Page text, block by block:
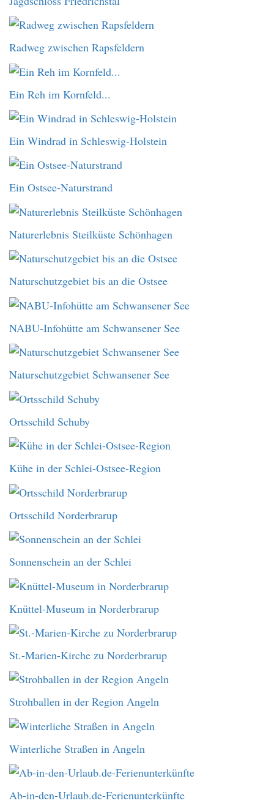
Radweg zwischen Rapsfeldern
Ein Reh im Kornfeld...
Ein Windrad in Schleswig-Holstein
Ein Ostsee-Naturstrand
Naturerlebnis Steilküste Schönhagen
Naturschutzgebiet bis an die Ostsee
NABU-Infohütte am Schwansener See
Naturschutzgebiet Schwansener See
Ortsschild Schuby
Kühe in der Schlei-Ostsee-Region
Ortsschild Norderbrarup
Sonnenschein an der Schlei
Knüttel-Museum in Norderbrarup
St.-Marien-Kirche zu Norderbrarup
Strohballen in der Region Angeln
Winterliche Straßen in Angeln
Ab-in-den-Urlaub.de-Ferienunterkünfte